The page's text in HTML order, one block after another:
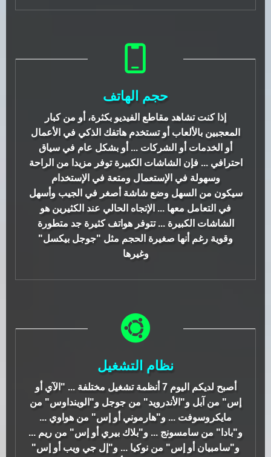
حجم الهاتف
إذا كنت تشاهد مقاطع الفيديو بكثرة، أو من كبار
المعجبين بالألعاب أو تستخدم هاتفك الذكي في الأعمال
أو الخدمات أو الشركات ... أو بشكل عام في سياق
احترافي ... فإن الشاشات الكبيرة توفر مزيدا من الراحة
وسهولة في الإستعمال ومتعة في الإستخدام
سيكون من السهل وضع شاشة أصغر في الجيب وأسهل
في التعامل معها ... الإتجاه الحالي عند الكثيرين هو
الشاشات الكبيرة ... تتوفر هواتف كثيرة جد متطورة
وقوية رغم أنها صغيرة الحجم مثل "جوجل بيكسل"
وغيرها
نظام التشغيل
أصبح لديكم اليوم 7 أنظمة تشغيل مختلفة ... "الآي أو
إس" من آبل و"الأندرويد" من جوجل و"الوينداوس" من
مايكروسوفت ... و"هارموني أو إس" من هواوي ...
و"بادا" من سامسونج ... و"بلاك بيري أو إس" من ريم ...
و"سامبيان أو إس" من نوكيا ... و"إل جي ويب أو إس"